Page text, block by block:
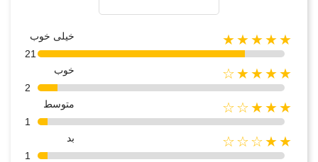
★★★★★
خیلی خوب
21
★★★★☆
خوب
2
★★★☆☆
متوسط
1
★★☆☆☆
بد
1